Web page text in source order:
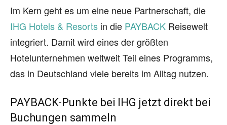
Im Kern geht es um eine neue Partnerschaft, die
IHG Hotels & Resorts in die PAYBACK Reisewelt
integriert. Damit wird eines der größten
Hotelunternehmen weltweit Teil eines Programms,
das in Deutschland viele bereits im Alltag nutzen.
PAYBACK-Punkte bei IHG jetzt direkt bei
Buchungen sammeln